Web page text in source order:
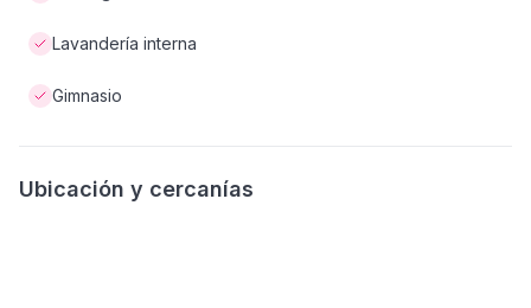
Lavandería interna
Gimnasio
Ubicación y cercanías